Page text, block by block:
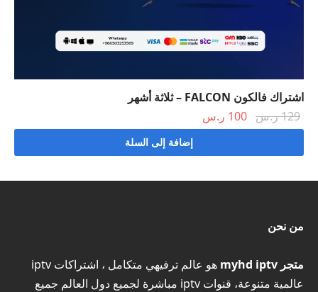
اشتراك فالكون FALCON – ثلاثة أشهر
129ر.س السعر
الأصلي
100 ر.س
الحالي هو:
100 ر.س.
إضافة إلى السلة
من نحن
متجر myhd iptv
هو عالم ترفيهي متكامل ، اشتراكات iptv
عالمية متنوعة، قنوات iptv مباشرة لجميع دول العالم جميع